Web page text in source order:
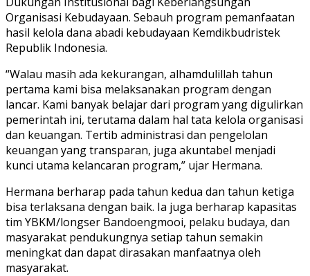
Organisasi Kebudayaan. Sebauh program pemanfaatan
hasil kelola dana abadi kebudayaan Kemdikbudristek
Republik Indonesia.
“Walau masih ada kekurangan, alhamdulillah tahun
pertama kami bisa melaksanakan program dengan
lancar. Kami banyak belajar dari program yang digulirkan
pemerintah ini, terutama dalam hal tata kelola organisasi
dan keuangan. Tertib administrasi dan pengelolan
keuangan yang transparan, juga akuntabel menjadi
kunci utama kelancaran program,” ujar Hermana.
Hermana berharap pada tahun kedua dan tahun ketiga
bisa terlaksana dengan baik. Ia juga berharap kapasitas
tim YBKM/longser Bandoengmooi, pelaku budaya, dan
masyarakat pendukungnya setiap tahun semakin
meningkat dan dapat dirasakan manfaatnya oleh
masyarakat.